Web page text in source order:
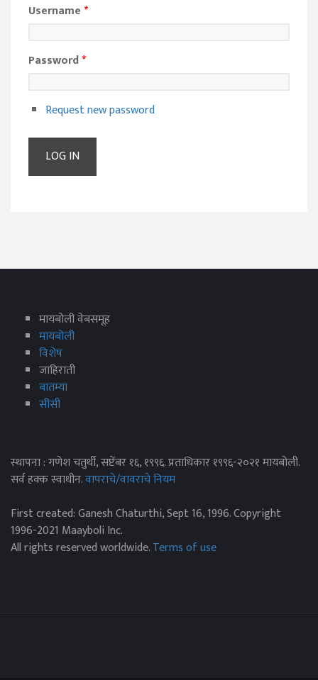
Username*
Password*
Request new password
मायबोली वेबसमूह
मायबोली
विशेष
जाहिराती
बातम्या
सीसी
स्थापना : गणेश चतुर्थी, सप्टेंबर १६, १९९६. प्रताधिकार १९९६-२०२१ मायबोली.
सर्व हक्क स्वाधीन.वापराचे/वावराचे नियम
First created: Ganesh Chaturthi, Sept 16, 1996. Copyright
1996-2021 Maayboli Inc.
All rights reserved worldwide.Terms of use